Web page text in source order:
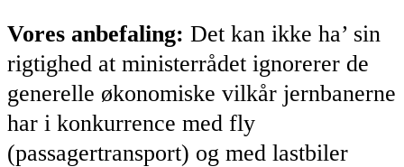
Vores anbefaling: Det kan ikke ha’ sin
rigtighed at ministerrådet ignorerer de
generelle økonomiske vilkår jernbanerne
har i konkurrence med fly
(passagertransport) og med lastbiler